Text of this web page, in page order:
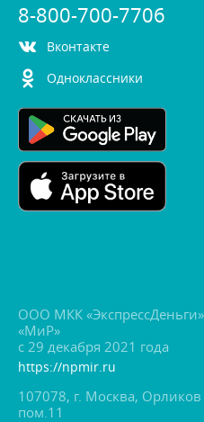
8-800-700-7706
контакте
Одноклассники
ООО МКК
«МиР»
с 29 декабря 2021 года
https://npmir.ru
107078, г. Москва, Орликов
пом.11